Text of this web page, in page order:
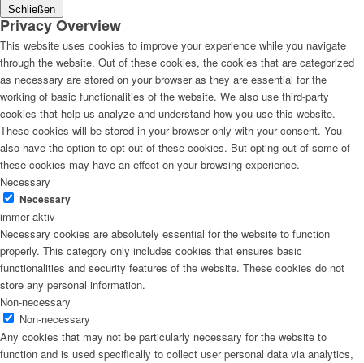
Schließen
Privacy Overview
This website uses cookies to improve your experience while you navigate
through the website. Out of these cookies, the cookies that are categorized
as necessary are stored on your browser as they are essential for the
working of basic functionalities of the website. We also use third-party
cookies that help us analyze and understand how you use this website.
These cookies will be stored in your browser only with your consent. You
also have the option to opt-out of these cookies. But opting out of some of
these cookies may have an effect on your browsing experience.
Necessary
Necessary
immer aktiv
Necessary cookies are absolutely essential for the website to function
properly. This category only includes cookies that ensures basic
functionalities and security features of the website. These cookies do not
store any personal information.
Non-necessary
Non-necessary
Any cookies that may not be particularly necessary for the website to
function and is used specifically to collect user personal data via analytics,